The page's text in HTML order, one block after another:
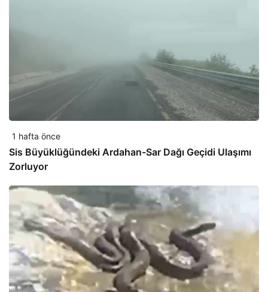
1 hafta önce
Sis Büyüklüğündeki Ardahan-Sar Dağı Geçidi Ulaşımı
Zorluyor